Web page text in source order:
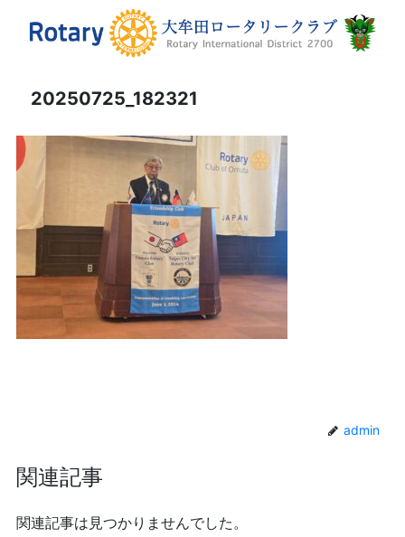
20250725_182321
admin
関連記事
関連記事は見つかりませんでした。